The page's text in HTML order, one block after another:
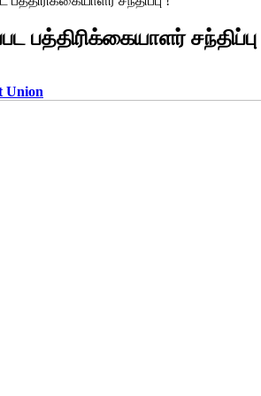
பத்திரிக்கையாளர்
Union